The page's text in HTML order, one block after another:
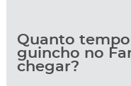
Quanto
guincho no
chegar?